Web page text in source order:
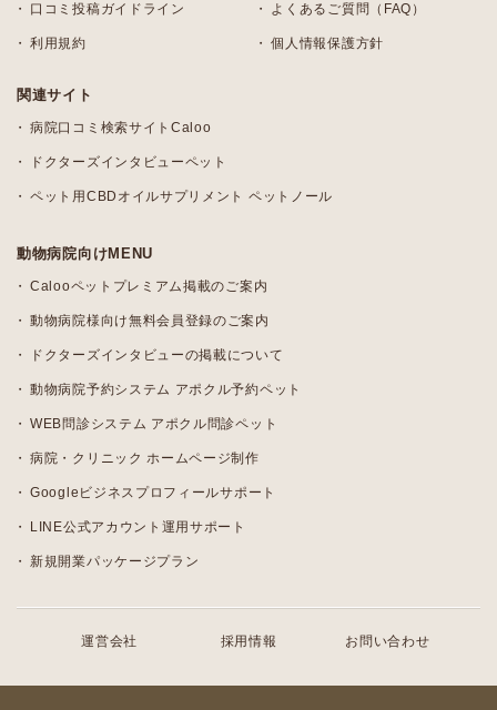
口コミ投稿ガイドライン よくあるご質問（FAQ）
利用規約 個人情報保護方針
関連サイト
病院口コミ検索サイトCaloo
ドクターズインタビューペット
ペット用CBDオイルサプリメント ペットノール
動物病院向けMENU
Calooペットプレミアム掲載のご案内
動物病院様向け無料会員登録のご案内
ドクターズインタビューの掲載について
動物病院予約システム アポクル予約ペット
WEB問診システム アポクル問診ペット
病院・クリニック ホームページ制作
Googleビジネスプロフィールサポート
LINE公式アカウント運用サポート
新規開業パッケージプラン
運営会社 採用情報 お問い合わせ